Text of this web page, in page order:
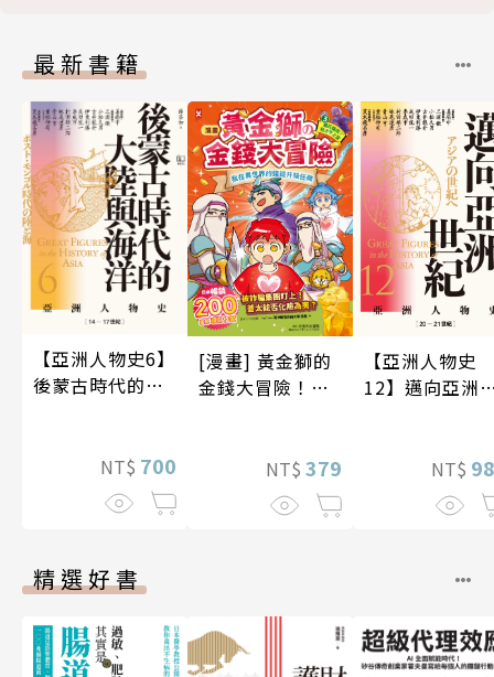
最新書籍
【亞洲人物史6】
後蒙古時代的大
NT$ 700
[漫畫] 黃金獅的
金錢大冒險！
NT$ 379
【亞洲人物史
12】邁向亞洲
NT$
精選好書